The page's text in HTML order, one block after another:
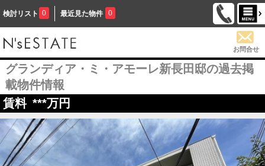
検討リスト 0 最近見た物件 0
お問合せ
グランディア・ミ・アモーレ新長田邸の過去掲
載物件情報
賃料 ***万円